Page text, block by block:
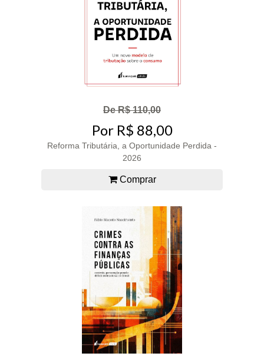
De R$ 110,00
Por R$ 88,00
Reforma Tributária, a Oportunidade Perdida -
2026
Comprar